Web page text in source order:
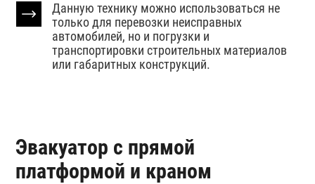
Данную технику можно использоваться не
только для перевозки неисправных
автомобилей, но и погрузки и
транспортировки строительных материалов
или габаритных конструкций.
Эвакуатор с прямой
платформой и краном